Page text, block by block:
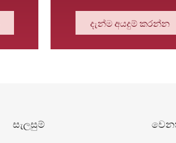
දැන්ම අයදුම් කරන්න
සැලසුම්